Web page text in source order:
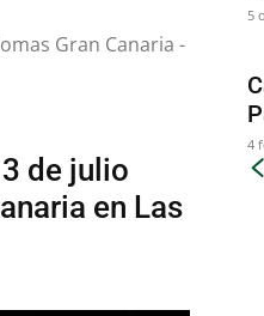
Gran Canaria -
de julio
en Las
5
4